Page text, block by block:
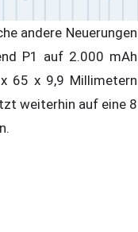
andere Neuerungen
P1 auf 2.000 mAh
65 x 9,9 Millimetern
weiterhin auf eine 8